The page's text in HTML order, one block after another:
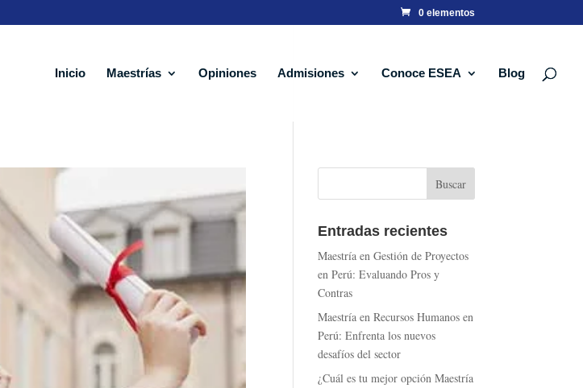
0 elementos
Inicio Maestrías Opiniones Admisiones Conoce ESEA Blog
Entradas recientes
Maestría en Gestión de Proyectos
en Perú: Evaluando Pros y
Contras
Maestría en Recursos Humanos en
Perú: Enfrenta los nuevos
desafíos del sector
¿Cuál es tu mejor opción Maestría